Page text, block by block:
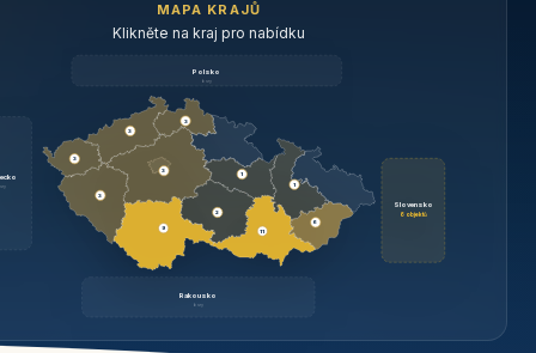
MAPA KRAJŮ
Klikněte na kraj pro nabídku
Polsko
brzy
Slovensko
6 objektů
Rakousko
brzy
3
9
3
3
3
3
1
2
11
1
6